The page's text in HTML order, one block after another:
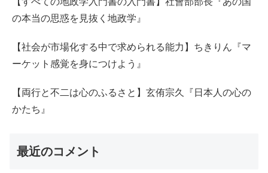
の本当の思惑を見抜く地政学』
【社会が市場化する中で求められる能力】ちきりん『マ
ーケット感覚を身につけよう』
【両行と不二は心のふるさと】玄侑宗久『日本人の心の
かたち』
最近のコメント